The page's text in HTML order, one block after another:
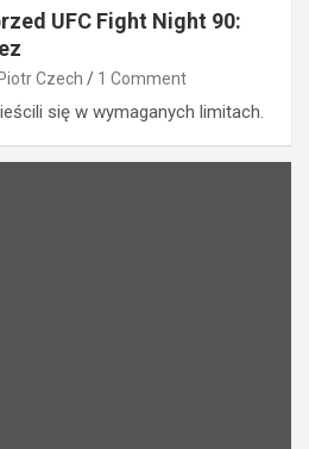
UFC Fight Night 90:
Piotr Czech 1 Comment
się w wymaganych limitach.